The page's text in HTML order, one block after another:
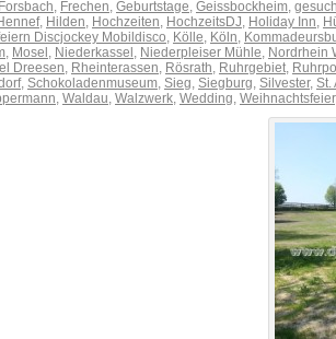
Forsbach, Frechen, Geburtstage, Geissbockheim,
, Hilden, Hochzeiten, HochzeitsDJ, Holiday Inn,
Discjockey Mobildisco, Kölle, Köln,
, Mosel , Niederkassel , Niederpleiser Mühle, Nordrhein
Dreesen, Rheinterassen, Rösrath, Ruhrgebiet,
, Schokoladenmuseum, Sieg, Siegburg, Silvester, St.
, Waldau, Walzwerk, Wedding, Weihnachtsfeier